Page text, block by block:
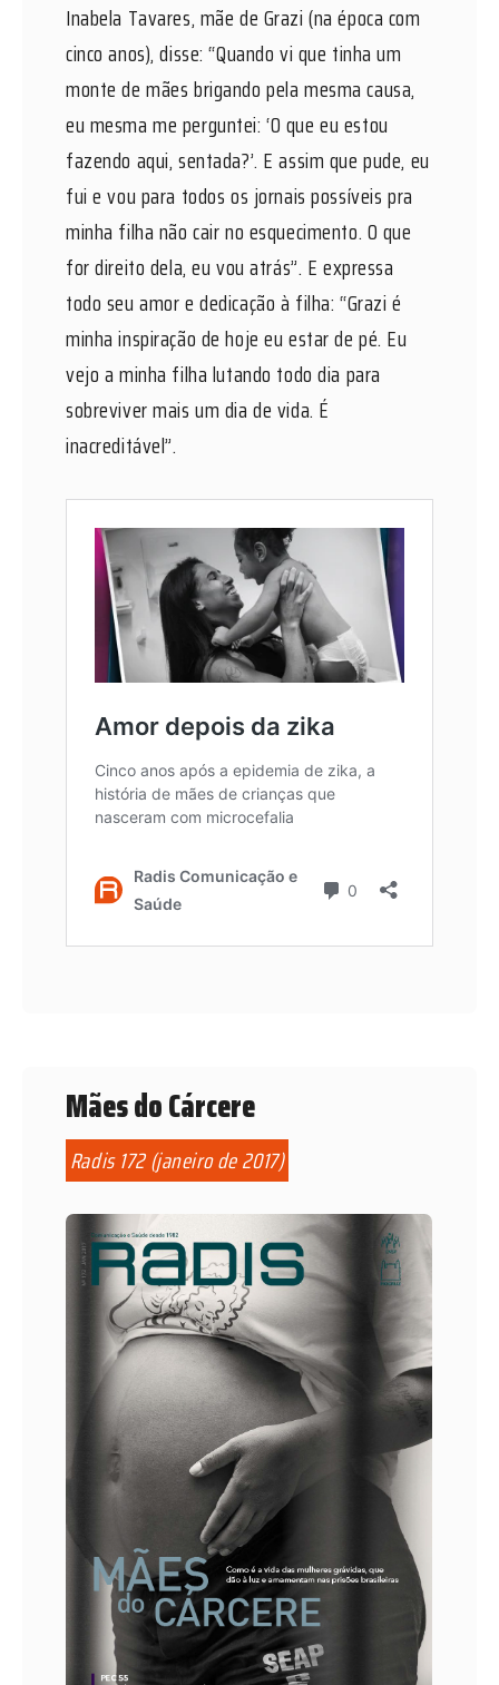
Inabela Tavares, mãe de Grazi (na época com
cinco anos), disse: “Quando vi que tinha um
monte de mães brigando pela mesma causa,
eu mesma me perguntei: ‘O que eu estou
fazendo aqui, sentada?’. E assim que pude, eu
fui e vou para todos os jornais possíveis pra
minha filha não cair no esquecimento. O que
for direito dela, eu vou atrás”. E expressa
todo seu amor e dedicação à filha: “Grazi é
minha inspiração de hoje eu estar de pé. Eu
vejo a minha filha lutando todo dia para
sobreviver mais um dia de vida. É
inacreditável”.
Mães do Cárcere
Radis 172 (janeiro de 2017)